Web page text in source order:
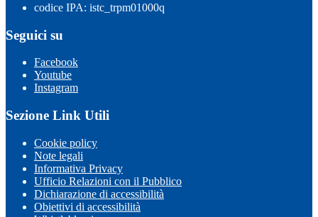
codice IPA: istc_trpm01000q
Seguici su
Facebook
Youtube
Instagram
Sezione Link Utili
Cookie policy
Note legali
Informativa Privacy
Ufficio Relazioni con il Pubblico
Dichiarazione di accessibilità
Obiettivi di accessibilità